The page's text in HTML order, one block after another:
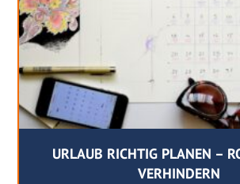
URLAUB RICHTIG PLANEN –
VERHINDERN